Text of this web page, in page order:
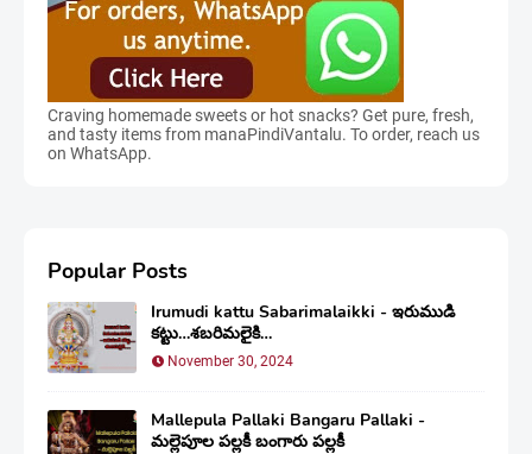
Craving homemade sweets or hot snacks? Get pure, fresh,
and tasty items from manaPindiVantalu. To order, reach us
on WhatsApp.
Popular Posts
Irumudi kattu Sabarimalaikki - ఇరుముడి
కట్టు…శబరిమలైకి…
November 30, 2024
Mallepula Pallaki Bangaru Pallaki -
మల్లెపూల పల్లకీ బంగారు పల్లకీ